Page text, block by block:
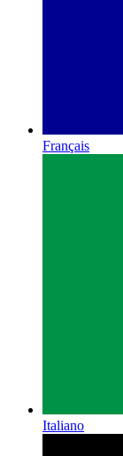
Français
Italiano